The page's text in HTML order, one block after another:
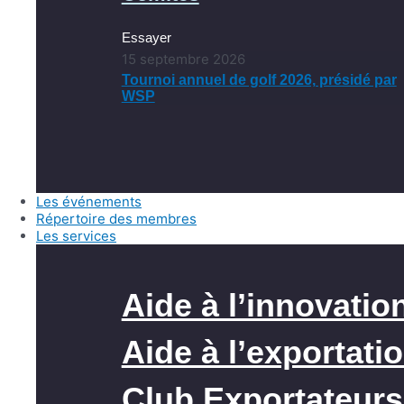
Essayer
15 septembre 2026
Tournoi annuel de golf 2026, présidé par
WSP
Les événements
Répertoire des membres
Les services
Aide à
Aide à